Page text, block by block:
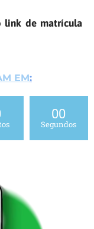
link de matrícula
EM:
00
Segundos